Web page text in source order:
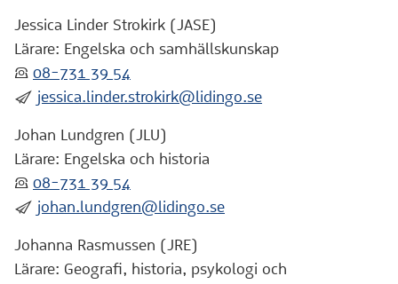
Jessica Linder Strokirk (JASE)
Lärare: Engelska och samhällskunskap
:telefon: 08-731 39 54
:skicka: jessica.linder.strokirk@lidingo.se
Johan Lundgren (JLU)
Lärare: Engelska och historia
:telefon: 08-731 39 54
:skicka: johan.lundgren@lidingo.se
Johanna Rasmussen (JRE)
Lärare: Geografi, historia, psykologi och